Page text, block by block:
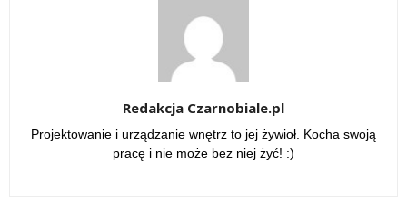
Redakcja Czarnobiale.pl
Projektowanie i urządzanie wnętrz to jej żywioł. Kocha swoją
pracę i nie może bez niej żyć! :)